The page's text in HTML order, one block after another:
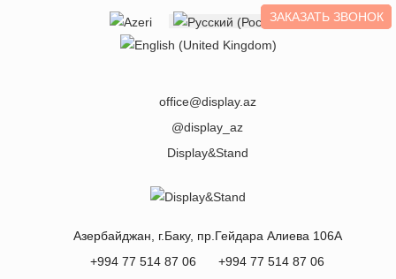
ЗАКАЗАТЬ ЗВОНОК
office@display.az
@display_az
Display&Stand
Азербайджан , г.Баку, пр.Гейдара Алиева 106А
+994 77 514 87 06
+994 77 514 87 06